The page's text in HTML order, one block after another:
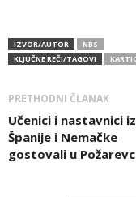
IZVOR/AUTOR
NBS
KLJUČNE REČI/TAGOVI
PRETHODNI ČLANAK
Učenici i nastavnici iz
Španije i Nemačke
gostovali u